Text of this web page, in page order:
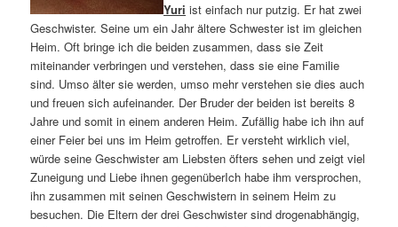
Yuri ist einfach nur putzig. Er hat zwei
Geschwister. Seine um ein Jahr ältere Schwester ist im gleichen
Heim. Oft bringe ich die beiden zusammen, dass sie Zeit
miteinander verbringen und verstehen, dass sie eine Familie
sind. Umso älter sie werden, umso mehr verstehen sie dies auch
und freuen sich aufeinander. Der Bruder der beiden ist bereits 8
Jahre und somit in einem anderen Heim. Zufällig habe ich ihn auf
einer Feier bei uns im Heim getroffen. Er versteht wirklich viel,
würde seine Geschwister am Liebsten öfters sehen und zeigt viel
Zuneigung und Liebe ihnen gegenüberIch habe ihm versprochen,
ihn zusammen mit seinen Geschwistern in seinem Heim zu
besuchen. Die Eltern der drei Geschwister sind drogenabhängig,